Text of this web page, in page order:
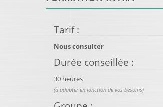
Tarif:
Nous consulter
Durée conseillée :
30 heures
(à adapter en fonction de vos besoins)